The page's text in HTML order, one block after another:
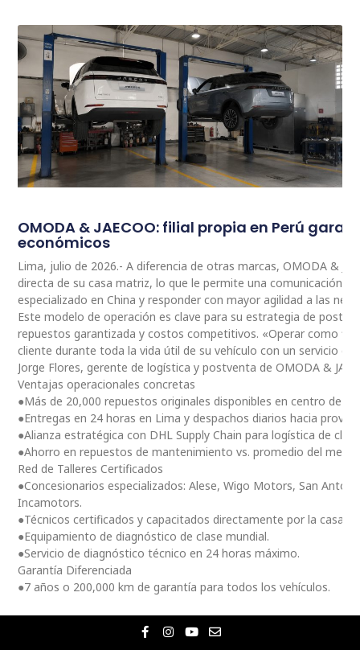
OMODA & JAECOO: filial propia en Perú
económicos
Lima, julio de 2026.- A diferencia de otras marcas, OMODA &
directa de su casa matriz, lo que le permite una comunicación
especializado en China y responder con mayor agilidad a las
Este modelo de operación es clave para su estrategia de
repuestos garantizada y costos competitivos. «Operar como
cliente durante toda la vida útil de su vehículo con un servicio
Jorge Flores, gerente de logística y postventa de OMODA &
Ventajas operacionales concretas
●Más de 20,000 repuestos originales disponibles en centro de
●Entregas en 24 horas en Lima y despachos diarios hacia
●Alianza estratégica con DHL Supply Chain para logística de
●Ahorro en repuestos de mantenimiento vs. promedio del
Red de Talleres Certificados
●Concesionarios especializados: Alese, Wigo Motors, San
Incamotors.
●Técnicos certificados y capacitados directamente por la casa
●Equipamiento de diagnóstico de clase mundial.
●Servicio de diagnóstico técnico en 24 horas máximo.
Garantía Diferenciada
●7 años o 200,000 km de garantía para todos los vehículos.
F
a
I
n
Y
o
E
n